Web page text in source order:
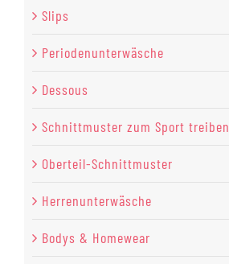
Slips
Periodenunterwäsche
Dessous
Schnittmuster zum Sport treiben
Oberteil-Schnittmuster
Herrenunterwäsche
Bodys & Homewear